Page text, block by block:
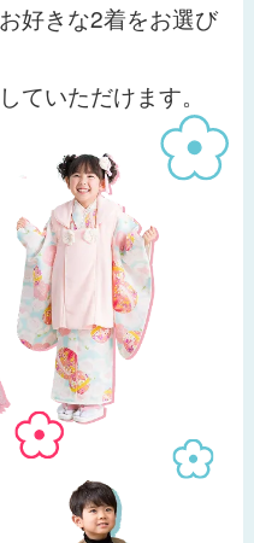
好きな2着をお選び
ていただけます。